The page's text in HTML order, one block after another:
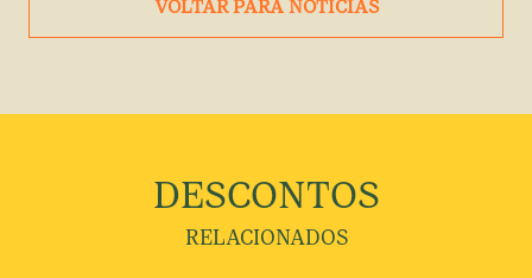
VOLTAR PARA NOTÍCIAS
DESCONTOS
RELACIONADOS